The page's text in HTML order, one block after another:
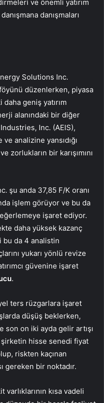
ve önemli yatırım
danışmaları
Solutions Inc.
düzenlerken, piyasa
daha geniş yatırım
alanındaki bir diğer
Inc. (AEIS),
analizine yansıdığı
zorlukların bir karışımını
şu anda 37,85 F/K oranı
işlem görüyor ve bu da
işaret ediyor.
daha yüksek kazanç
bu da 4 analistin
yukarı yönlü revize
güvenine işaret
.
ters rüzgarlara işaret
düşüş beklerken,
son on iki ayda gelir artışı
şirketin hisse senedi fiyat
riskten kaçınan
gereken bir noktadır.
kısa vadeli